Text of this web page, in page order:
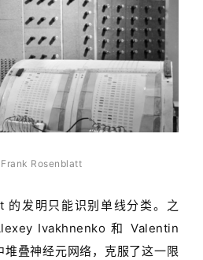
Frank Rosenblatt
的发明只能识别单线分类。之
Ivakhnenko 和 Valentin
叠神经元网络，克服了这一限